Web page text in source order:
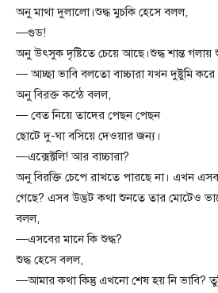
অনু মাথা দুলালো।শুদ্ধ মুচকি হেসে বলল,
—গুড!
অনু উৎসুক দৃষ্টিতে চেয়ে আছে।শুদ্ধ শান্ত
— আচ্ছা ভাবি বলতো বাচ্চারা যখন দুষ্টুমি
অনু বিরক্ত কন্ঠে বলল,
— বেত নিয়ে তাদের পেছন পেছন
ছোটে দু-ঘা বসিয়ে দেওয়ার জন্য।
—এক্সেক্টলি! আর বাচ্চারা?
অনু বিরক্তি চেপে রাখতে পারছে না। এখন
গেছে? এসব উদ্ভট কথা শুনতে তার মোটেও
বলল,
—এসবের মানে কি শুদ্ধ?
শুদ্ধ হেসে বলল,
—আমার কথা কিন্তু এখনো শেষ হয় নি ভাবি?